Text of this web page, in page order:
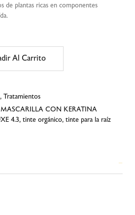
de plantas ricas en componentes
Al Carrito
, Tratamientos
MASCARILLA CON KERATINA
4.3, tinte orgánico, tinte para la raíz